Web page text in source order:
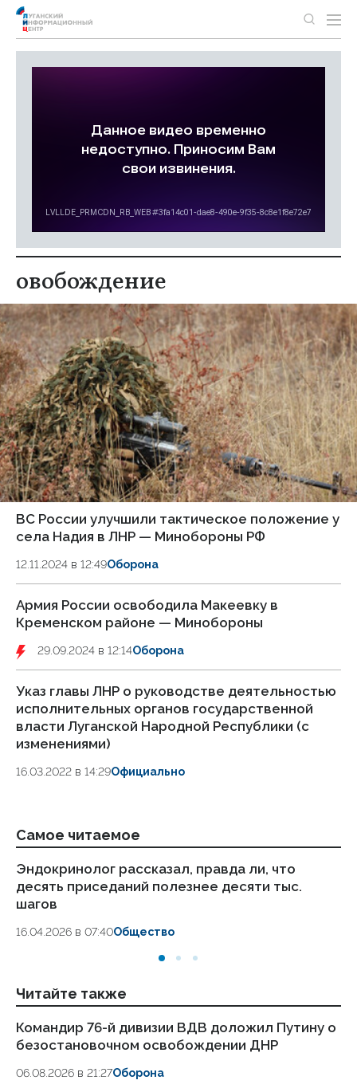
овобождение
ВС России улучшили тактическое положение у
села Надия в ЛНР — Минобороны РФ
12.11.2024 в 12:49Оборона
Армия России освободила Макеевку в
Кременском районе — Минобороны
29.09.2024 в 12:14Оборона
Указ главы ЛНР о руководстве деятельностью
исполнительных органов государственной
власти Луганской Народной Республики (с
изменениями)
16.03.2022 в 14:29Официально
Самое читаемое
Эндокринолог рассказал, правда ли, что
десять приседаний полезнее десяти тыс.
шагов
16.04.2026 в 07:40Общество
Читайте также
Командир 76-й дивизии ВДВ доложил Путину о
безостановочном освобождении ДНР
06.08.2026 в 21:27Оборона